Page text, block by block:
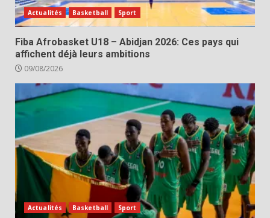
Actualités Basketball Sport
Fiba Afrobasket U18 – Abidjan 2026: Ces pays qui
affichent déjà leurs ambitions
09/08/2026
Actualités Basketball Sport